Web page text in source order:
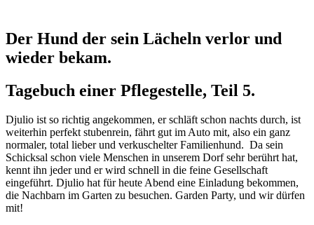
Der Hund der sein Lächeln verlor und
wieder bekam.
Tagebuch einer Pflegestelle, Teil 5.
Djulio ist so richtig angekommen, er schläft schon nachts durch, ist
weiterhin perfekt stubenrein, fährt gut im Auto mit, also ein ganz
normaler, total lieber und verkuschelter Familienhund. Da sein
Schicksal schon viele Menschen in unserem Dorf sehr berührt hat,
kennt ihn jeder und er wird schnell in die feine Gesellschaft
eingeführt. Djulio hat für heute Abend eine Einladung bekommen,
die Nachbarn im Garten zu besuchen. Garden Party, und wir dürfen
mit!